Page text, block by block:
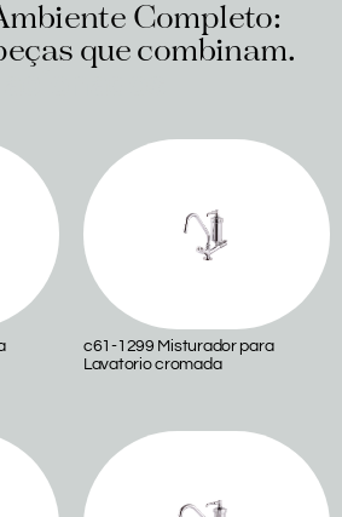
Completo:
que combinam.
c61-1299 Misturador para
Lavatorio cromada